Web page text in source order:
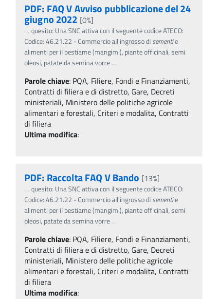
PDF: FAQ V Avviso pubblicazione del 24
giugno 2022 [0%]
…quesito: Una SNC attiva con il seguente codice ATECO:
Codice: 46.21.22 - Commercio all'ingrosso disementie
alimenti per il bestiame (mangimi), piante officinali, semi
oleosi, patate da semina vorre…
Parole chiave: PQA, Filiere, Fondi e Finanziamenti,
Contratti di filiera e di distretto, Gare, Decreti
ministeriali, Ministero delle politiche agricole
alimentari e forestali, Criteri e modalita, Contratti
di filiera
Ultima modifica:
PDF: Raccolta FAQ V Bando [13%]
…quesito: Una SNC attiva con il seguente codice ATECO:
Codice: 46.21.22 - Commercio all'ingrosso disementie
alimenti per il bestiame (mangimi), piante officinali, semi
oleosi, patate da semina vorre…
Parole chiave: PQA, Filiere, Fondi e Finanziamenti,
Contratti di filiera e di distretto, Gare, Decreti
ministeriali, Ministero delle politiche agricole
alimentari e forestali, Criteri e modalita, Contratti
di filiera
Ultima modifica: